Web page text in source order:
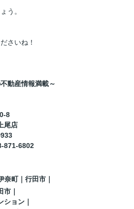
う。
さいね！
動産情報満載～
8
尾店
871-6802
奈町｜行田市｜
市
ョン｜